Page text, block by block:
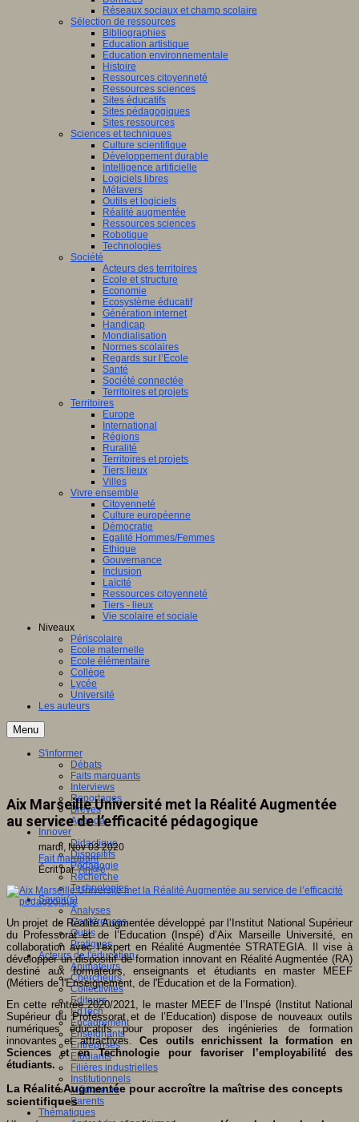
Réseaux sociaux et champ scolaire
Sélection de ressources
Bibliographies
Education artistique
Education environnementale
Histoire
Ressources citoyenneté
Ressources sciences
Sites éducatifs
Sites pédagogiques
Sites ressources
Sciences et techniques
Culture scientifique
Développement durable
Intelligence artificielle
Logiciels libres
Métavers
Outils et logiciels
Réalité augmentée
Ressources sciences
Robotique
Technologies
Société
Acteurs des territoires
Ecole et structure
Economie
Ecosystème éducatif
Génération internet
Handicap
Mondialisation
Normes scolaires
Regards sur l’Ecole
Santé
Société connectée
Territoires et projets
Territoires
Europe
International
Régions
Ruralité
Territoires et projets
Tiers lieux
Villes
Vivre ensemble
Citoyenneté
Culture européenne
Démocratie
Egalité Hommes/Femmes
Ethique
Gouvernance
Inclusion
Laïcité
Ressources citoyenneté
Tiers - lieux
Vie scolaire et sociale
Niveaux
Périscolaire
Ecole maternelle
Ecole élémentaire
Collège
Lycée
Université
Les auteurs
Menu
S'informer
Débats
Faits marquants
Interviews
Reportages
Brèves
Agenda
Innover
Didactique
Dispositifs
Pédagogie
Recherche
Technologies
Savoir(s)
Analyses
Conférences
Outils
Pratiques
Acteurs de l'éducation
Animateurs
Chercheurs
Collectivités
Editeurs
EdTech
Encadrement
Enseignants
Entreprises
Etudiants
Filières industrielles
Institutionnels
Médiateurs
Parents
Thématiques
Aix Marseille Université met la Réalité Augmentée
au service de l’efficacité pédagogique
mardi, Nov 03 2020
Fait marquant
Écrit parAn@é
Un projet de Réalité Augmentée développé par l’Institut National Supérieur
du Professorat et de l’Education (Inspé) d’Aix Marseille Université, en
collaboration avec l’expert en Réalité Augmentée STRATEGIA. Il vise à
développer un dispositif de formation innovant en Réalité Augmentée (RA)
destiné aux formateurs, enseignants et étudiants en master MEEF
(Métiers de l'Enseignement, de l'Education et de la Formation).
En cette rentrée 2020/2021, le master MEEF de l’Inspé (Institut National
Supérieur du Professorat et de l’Education) dispose de nouveaux outils
numériques éducatifs pour proposer des ingénieries de formation
innovantes et attractives.Ces outils enrichissent la formation en
Sciences et en Technologie pour favoriser l’employabilité des
étudiants.
La Réalité Augmentée pour accroître la maîtrise des concepts
scientifiques